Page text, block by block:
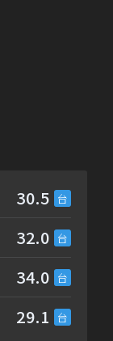
30.5
32.0
34.0
29.1